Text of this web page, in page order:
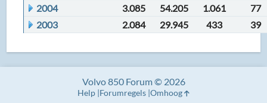
2004
3.085 54.205 1.061
77
2003
2.084 29.945 433 39
Volvo 850 Forum © 2026
Help Forumregels Omhoog